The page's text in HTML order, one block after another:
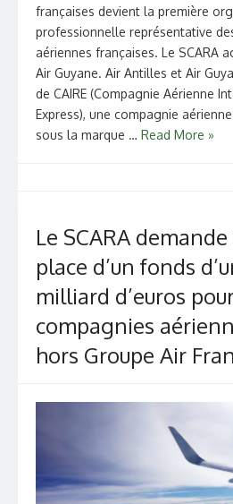
françaises devient la première
professionnelle représentative
aériennes françaises. Le SCARA
Air Guyane. Air Antilles et Air
de CAIRE (Compagnie Aérienne
Express), une compagnie
sous la marque … Read More »
Le SCARA
place d’un fonds
milliard d’euros
compagnies
hors Groupe Air